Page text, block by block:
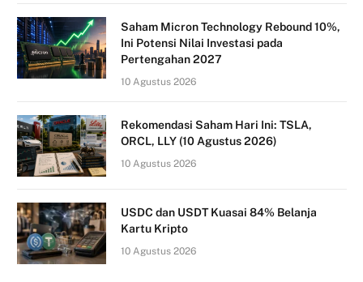
Saham Micron Technology Rebound 10%,
Ini Potensi Nilai Investasi pada
Pertengahan 2027
10 Agustus 2026
Rekomendasi Saham Hari Ini: TSLA,
ORCL, LLY (10 Agustus 2026)
10 Agustus 2026
USDC dan USDT Kuasai 84% Belanja
Kartu Kripto
10 Agustus 2026